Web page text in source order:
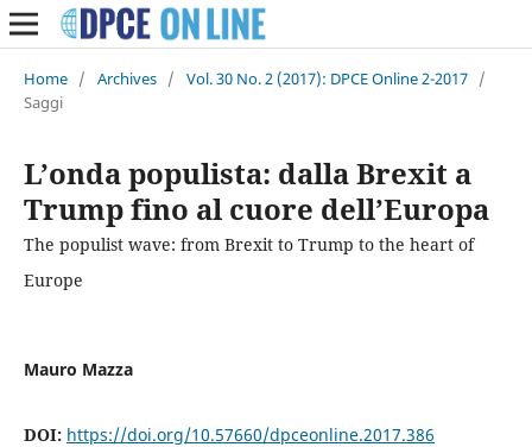
Home / Archives / Vol. 30 No. 2 (2017): DPCE Online 2-2017 /
Saggi
L’onda populista: dalla Brexit a
Trump fino al cuore dell’Europa
The populist wave: from Brexit to Trump to the heart of
Europe
Mauro Mazza
DOI: https://doi.org/10.57660/dpceonline.2017.386